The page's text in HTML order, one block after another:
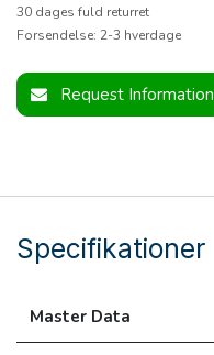
30 dages fuld returret
Forsendelse: 2-3 hverdage
Request Information
Specifikationer
Master Data